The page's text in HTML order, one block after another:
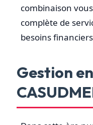
combinaison
complète de
besoins
Gestion